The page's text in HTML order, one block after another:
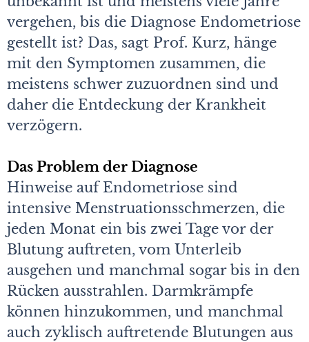
vergehen, bis die Diagnose Endometriose
gestellt ist? Das, sagt Prof. Kurz, hänge
mit den Symptomen zusammen, die
meistens schwer zuzuordnen sind und
daher die Entdeckung der Krankheit
verzögern.
Das Problem der Diagnose
Hinweise auf Endometriose sind
intensive Menstruationsschmerzen, die
jeden Monat ein bis zwei Tage vor der
Blutung auftreten, vom Unterleib
ausgehen und manchmal sogar bis in den
Rücken ausstrahlen. Darmkrämpfe
können hinzukommen, und manchmal
auch zyklisch auftretende Blutungen aus